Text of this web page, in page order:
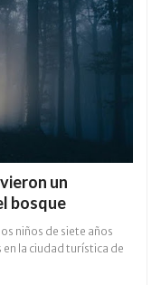
un
bosque
niños de siete años
la ciudad turística de